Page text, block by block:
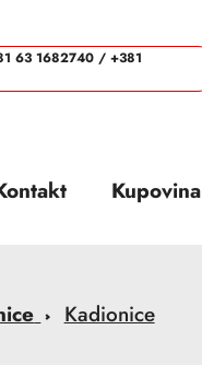
63 1682740 / +381
Kupovina
Kadionice